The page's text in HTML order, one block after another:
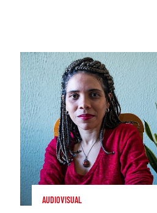
AUDIOVISUAL